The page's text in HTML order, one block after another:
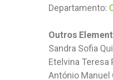
Departamento:
Outros
Sandra Sofia
Etelvina Teresa
António Manuel